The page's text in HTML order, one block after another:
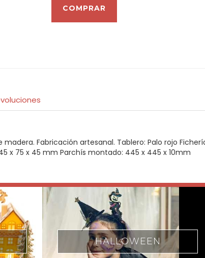
Fabricación artesanal. Tablero: Palo rojo
x 75 x 45 mm Parchís montado: 445 x 445 x 10mm
SENSORIAL BEBÉS